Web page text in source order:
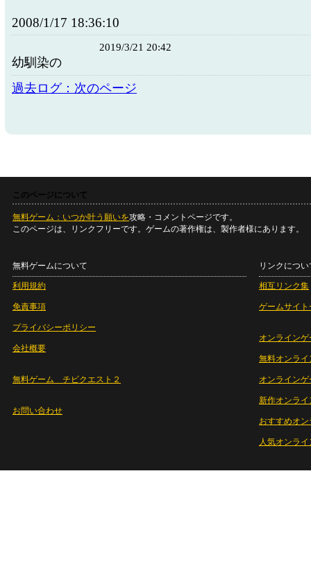
2008/1/17 18:36:10
2019/3/21 20:42
幼馴染の
過去ログ：次のページ
このページについて
無料ゲーム：いつか叶う願いを攻略・コメントページです。
このページは、リンクフリーです。ゲームの著作権は、製作者様にあります。
無料ゲームについて
利用規約
免責事項
プライバシーポリシー
会社概要
無料ゲーム チビクエスト２
お問い合わせ
リンクについ
相互リンク集
ゲームサイト
オンラインゲ
無料オンライ
オンライン
新作オンライ
おすすめオ
人気オンラ